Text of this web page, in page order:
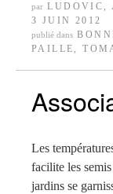
par LUDOVIC,
3 JUIN 2012
publié dans
PAILLE ,
Les
facilite les
jardins se